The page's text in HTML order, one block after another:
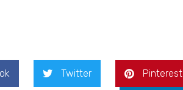
Twitter Pinterest